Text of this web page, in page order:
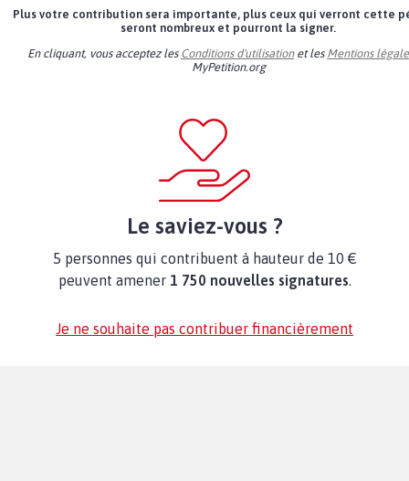
Plus votre contribution sera importante, plus ceux qui verront cette
seront nombreux et pourront la signer.
En cliquant, vous acceptez les Conditions d'utilisationet les Mentions
MyPetition.org
Le saviez-vous ?
5 personnes qui contribuent à hauteur de 10 €
peuvent amener 1 750 nouvelles signatures.
Je ne souhaite pas contribuer financièrement